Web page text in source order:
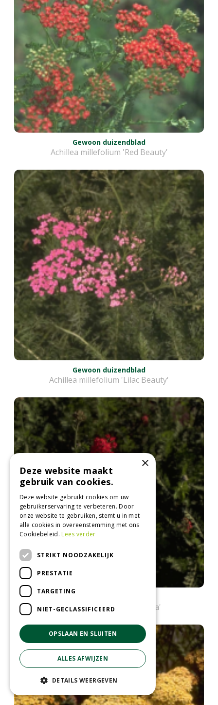
Gewoon duizendblad
Achillea millefolium 'Red Beauty'
Gewoon duizendblad
Achillea millefolium 'Lilac Beauty'
Achillea millefolium 'Paprika'
×
Deze website maakt
gebruik van cookies.
Deze website gebruikt cookies om uw
gebruikerservaring te verbeteren. Door
onze website te gebruiken, stemt u in met
alle cookies in overeenstemming met ons
Cookiebeleid.Lees verder
STRIKT NOODZAKELIJK
PRESTATIE
TARGETING
NIET-GECLASSIFICEERD
OPSLAAN EN SLUITEN
ALLES AFWIJZEN
DETAILS WEERGEVEN